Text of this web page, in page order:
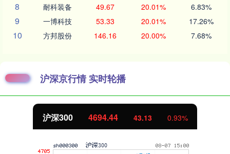
8 耐科装备 49.67 20.01% 6.83%
9 一博科技 53.33 20.01% 17.26%
10 方邦股份 146.16 20.00% 7.68%
沪深京行情 实时轮播
北证50 1134.24 11.37 1.01%